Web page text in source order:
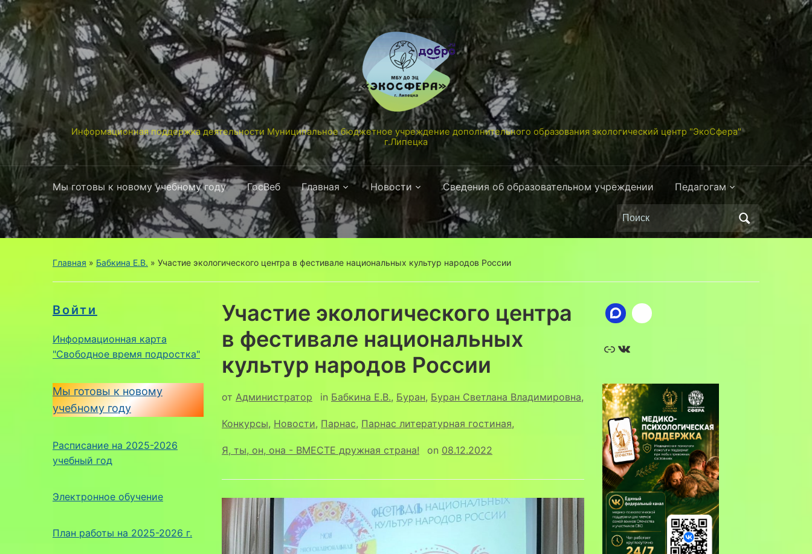
Информационная поддержка деятельности Муниципальное бюджетное учреждение дополнительного образования экологический центр "ЭкоСфера"
г.Липецка
Мы готовы к новому учебному году ГосВеб Главная Новости Сведения об образовательном учреждении Педагогам
Поиск
по:
Главная » Бабкина Е.В. » Участие экологического центра в фестивале национальных культур народов России
Войти
Информационная карта
"Свободное время подростка"
Мы готовы к новому
учебному году
Расписание на 2025-2026
учебный год
Электронное обучение
План работы на 2025-2026 г.
Участие экологического центра
в фестивале национальных
культур народов России
от Администратор in Бабкина Е.В., Буран, Буран Светлана Владимировна,
Конкурсы, Новости, Парнас, Парнас литературная гостиная,
Я, ты, он, она - ВМЕСТЕ дружная страна! on 08.12.2022
Ссылка